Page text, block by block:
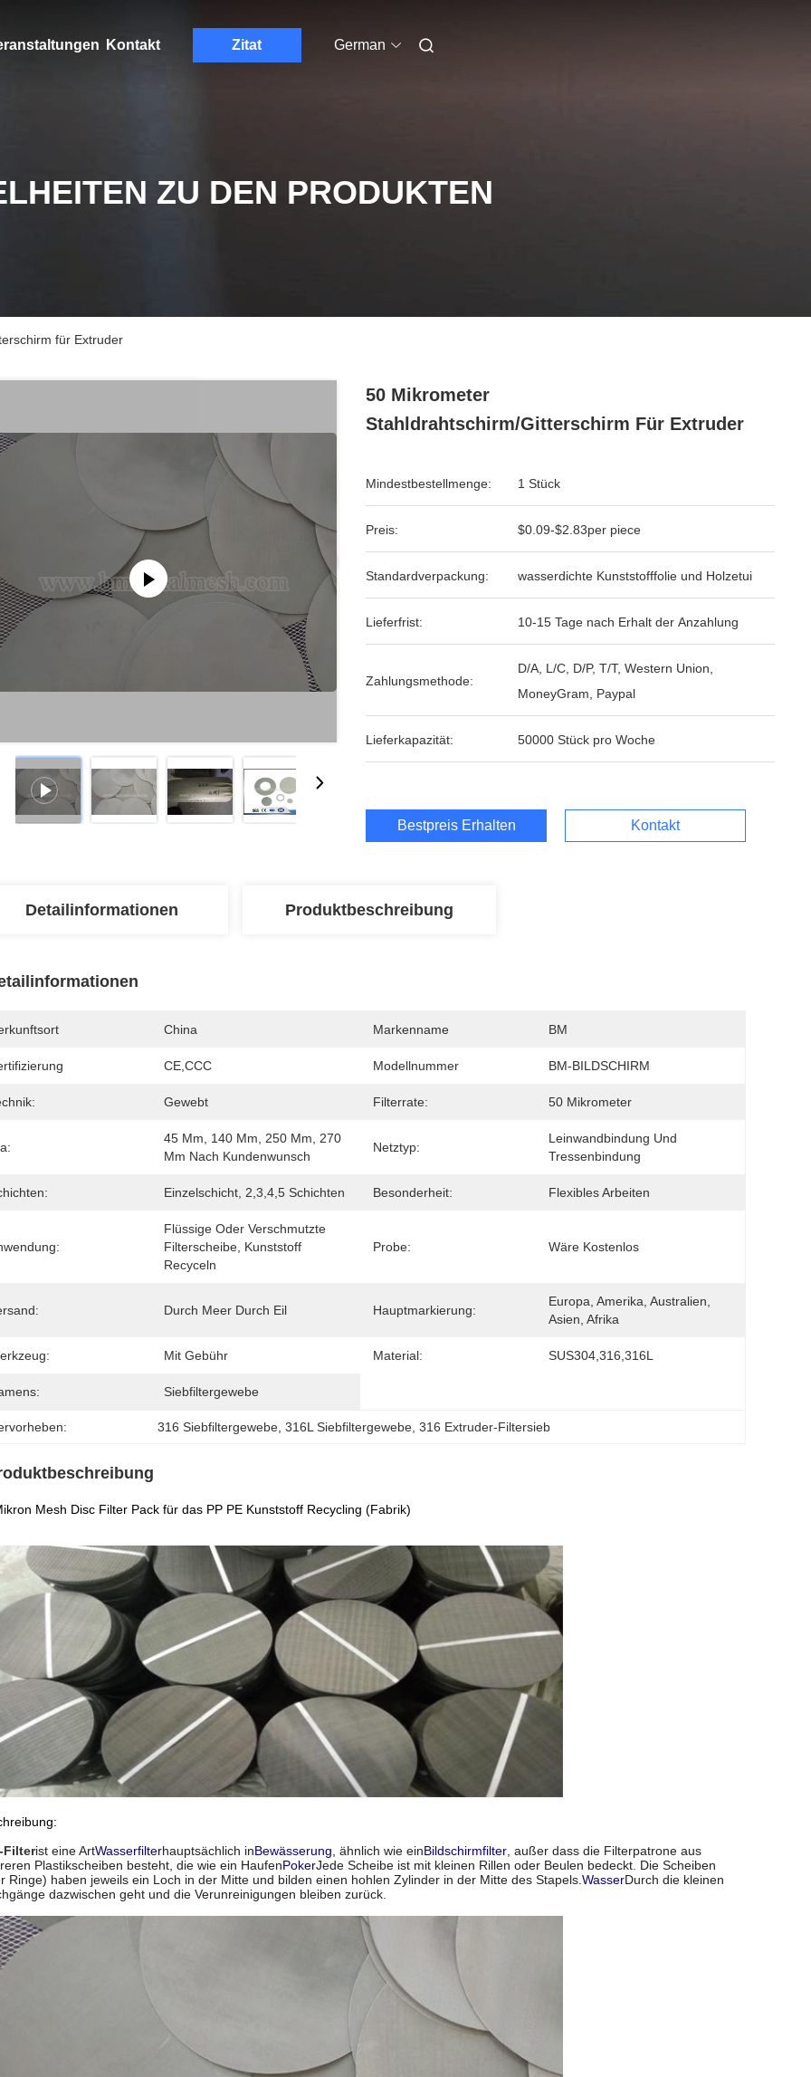
Kontakt Zitat German
ZU DEN PRODUKTEN
für Extruder
50 Mikrometer
Stahldrahtschirm/Gitterschirm Für Extruder
Mindestbestellmenge: 1 Stück
Preis: $0.09-$2.83per piece
Standardverpackung: wasserdichte Kunststofffolie und Holzetui
Lieferfrist: 10-15 Tage nach Erhalt der Anzahlung
Zahlungsmethode:
D/A, L/C, D/P, T/T, Western Union,
MoneyGram, Paypal
Lieferkapazität: 50000 Stück pro Woche
Bestpreis Erhalten Kontakt
Detailinformationen Produktbeschreibung
China Markenname BM
CE,CCC Modellnummer BM-BILDSCHIRM
Gewebt Filterrate: 50 Mikrometer
45 Mm, 140 Mm, 250 Mm, 270
Mm Nach Kundenwunsch
Netztyp:
Leinwandbindung Und
Tressenbindung
Einzelschicht, 2,3,4,5 Schichten Besonderheit: Flexibles Arbeiten
Flüssige Oder Verschmutzte
Filterscheibe, Kunststoff
Recyceln
Probe: Wäre Kostenlos
Durch Meer Durch Eil Hauptmarkierung:
Europa, Amerika, Australien,
Asien, Afrika
Mit Gebühr Material: SUS304,316,316L
Siebfiltergewebe
316 Siebfiltergewebe , 316L Siebfiltergewebe , 316 Extruder-Filtersieb
Mesh Disc Filter Pack für das PP PE Kunststoff Recycling (Fabrik)
Filterist eine ArtWasserfilterhauptsächlich inBewässerung , ähnlich wie einBildschirmfilter , außer dass die Filterpatrone aus
Plastikscheiben besteht, die wie ein HaufenPokerJede Scheibe ist mit kleinen Rillen oder Beulen bedeckt. Die Scheiben
Ringe) haben jeweils ein Loch in der Mitte und bilden einen hohlen Zylinder in der Mitte des Stapels. WasserDurch die kleinen
dazwischen geht und die Verunreinigungen bleiben zurück.